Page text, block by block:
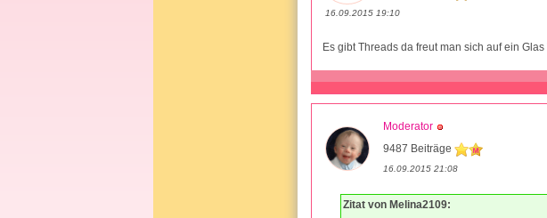
16.09.2015 19:10
Es gibt Threads da freut man sich auf ein
Moderator
9487 Beiträge
16.09.2015 21:08
Zitat von Melina2109: